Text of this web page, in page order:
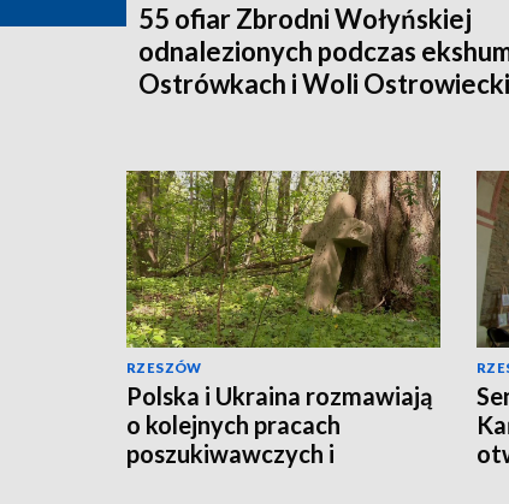
55 ofiar Zbrodni Wołyńskiej
odnalezionych podczas
Ostrówkach i Woli
RZESZÓW
Polska i Ukraina rozmawiają
o kolejnych pracach
poszukiwawczych i